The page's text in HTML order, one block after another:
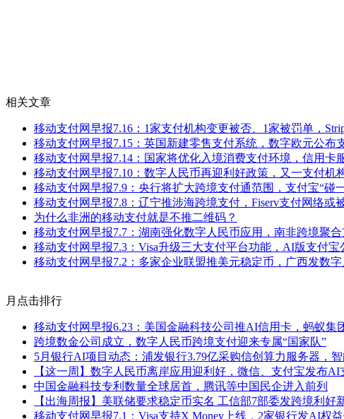
相关文章
移动支付网早报7.16：1家支付机构变更被否、1家被罚单，
移动支付网早报7.15：英国新建零售支付系统，数字欧元公布
移动支付网早报7.14：国家将优化入境消费支付环境，信用卡
移动支付网早报7.10：数字人民币再迎利好政策，又一支付机
移动支付网早报7.9：央行将扩大跨境支付通范围，支付宝“碰
移动支付网早报7.8：辽宁推涉海跨境支付，Fiserv支付网络或
为什么非洲的移动支付就是不推二维码？
移动支付网早报7.7：湖南强化数字人民币应用，南非跨境聚
移动支付网早报7.3：Visa升级三大支付平台功能，AI版支付宝
移动支付网早报7.2：多家企业联盟推美元稳定币，广西发数
月点击排行
移动支付网早报6.23：美国金融科技公司推AI信用卡，蚂蚁集
跨境数金公司成立，数字人民币跨境支付迎来专属“国家队”
5月银行AI项目动态：浦发银行3.79亿采购信创算力服务器，
【这一周】数字人民币离岸应用迎利好，微信、支付宝发布AI
中国金融科技专利数量全球居首，腾讯等中国民企进入前列
【出海周报】美联储要求稳定币实名 工信部7部委发跨境利好
移动支付网早报7.1：Visa支持X Money上线，2家银行发AI权